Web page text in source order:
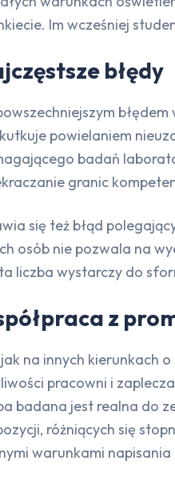
Im wcześniej
błędy
powielaniem
badań
granic
się też błąd
osób nie pozwala na
liczba wystarczy do
z
na innych kierunkach
pracowni i
badana jest realna do
różniących się
warunkami napisania